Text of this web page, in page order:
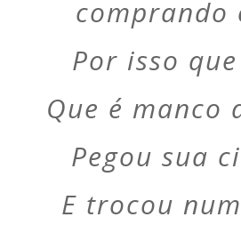
comprando
Por isso
Que é manco
Pegou sua
E trocou